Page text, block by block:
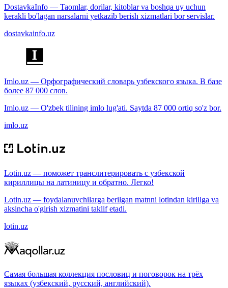
DostavkaInfo — Taomlar, dorilar, kitoblar va boshqa uy uchun
kerakli bo'lagan narsalarni yetkazib berish xizmatlari bor servislar.
dostavkainfo.uz
Imlo.uz — Орфографический словарь узбекского языка. В базе
более 87 000 слов.
Imlo.uz — O'zbek tilining imlo lug'ati. Saytda 87 000 ortiq so'z bor.
imlo.uz
Lotin.uz — поможет транслитерировать с узбекской
кириллицы на латиницу и обратно. Легко!
Lotin.uz — foydalanuvchilarga berilgan matnni lotindan kirillga va
aksincha o'girish xizmatini taklif etadi.
lotin.uz
Самая большая коллекция пословиц и поговорок на трёх
языках (узбекский, русский, английский).